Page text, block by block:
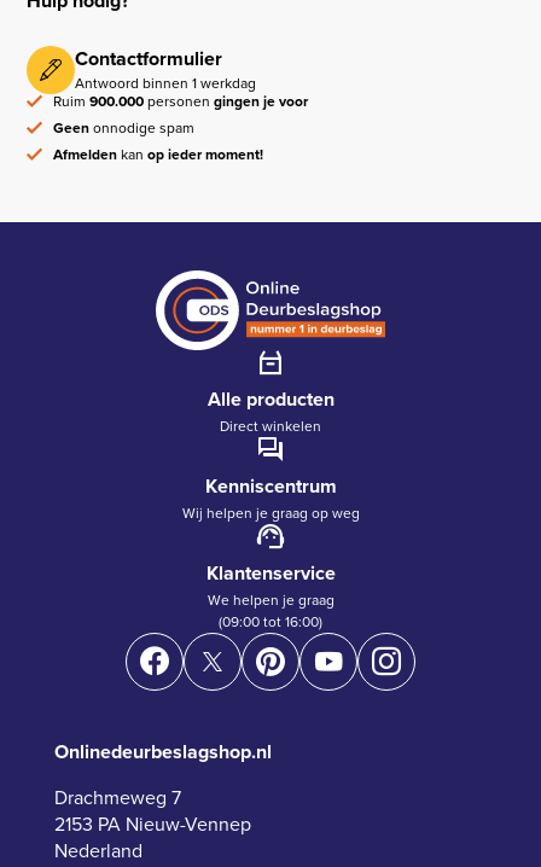
Contactformulier
Antwoord binnen 1 werkdag
Ruim900.000personengingen je voor
Geenonnodige spam
Afmeldenkanop ieder moment!
Alle producten
Direct winkelen
Kenniscentrum
Wij helpen je graag op weg
Klantenservice
We helpen je graag
(09:00 tot 16:00)
Onlinedeurbeslagshop.nl
Drachmeweg 7
2153 PA Nieuw-Vennep
Nederland